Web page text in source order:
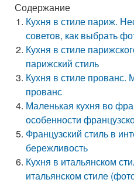
Содержание
Кухня в стиле париж.
советов, как выбрать
Кухня в стиле
парижский стиль
Кухня в стиле прованс.
прованс
Маленькая кухня во
особенности
Французский стиль в
бережливость
Кухня в итальянском
итальянском стиле